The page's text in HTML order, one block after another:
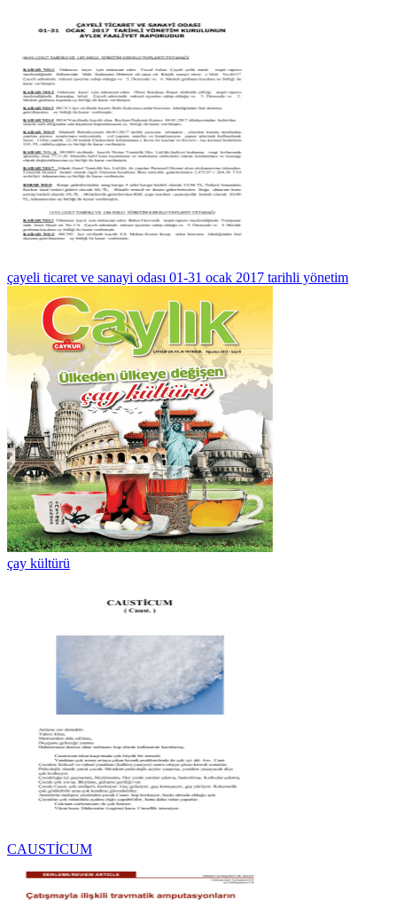
çayeli ticaret ve sanayi odası 01-31 ocak 2017 tarihli yönetim
çay kültürü
CAUSTİCUM